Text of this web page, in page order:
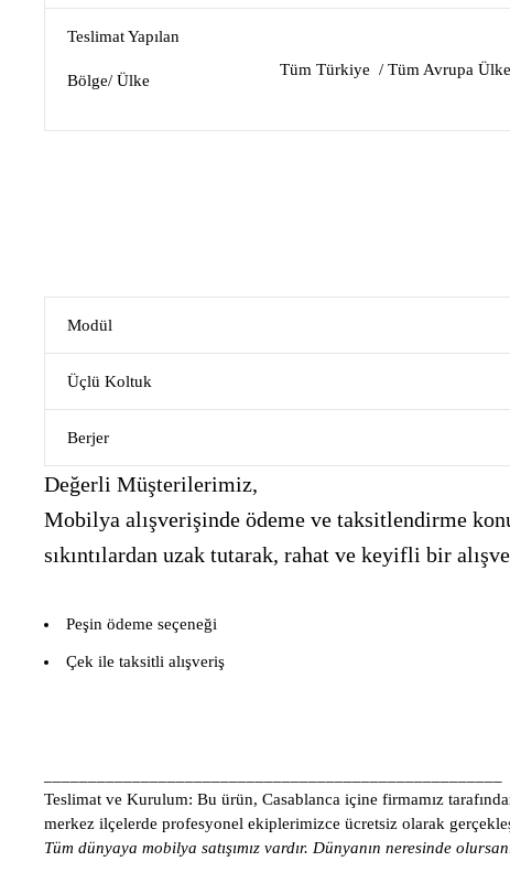
Teslimat Yapılan
Bölge/ Ülke
Tüm Türkiye / Tüm Avrupa
Modül
Üçlü Koltuk
Berjer
Değerli Müşterilerimiz,
Mobilya alışverişinde ödeme ve taksitlendirme
sıkıntılardan uzak tutarak, rahat ve keyifli bir
Peşin ödeme seçeneği
Çek ile taksitli alışveriş
Teslimat ve Kurulum: Bu ürün, Casablanca içine firmamız
merkez ilçelerde profesyonel ekiplerimizce ücretsiz olarak
Tüm dünyaya mobilya satışımız vardır. Dünyanın neresinde